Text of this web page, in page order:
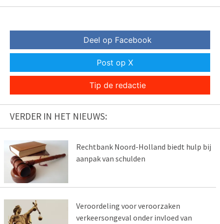
Deel op Facebook
Post op X
Tip de redactie
VERDER IN HET NIEUWS:
Rechtbank Noord-Holland biedt hulp bij
aanpak van schulden
Veroordeling voor veroorzaken
verkeersongeval onder invloed van